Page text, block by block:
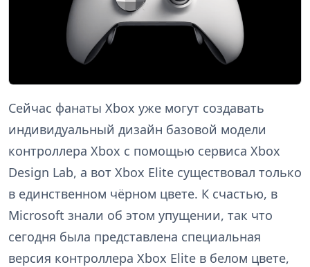
Сейчас фанаты Xbox уже могут создавать
индивидуальный дизайн базовой модели
контроллера Xbox с помощью сервиса Xbox
Design Lab, а вот Xbox Elite существовал только
в единственном чёрном цвете. К счастью, в
Microsoft знали об этом упущении, так что
сегодня была представлена специальная
версия контроллера Xbox Elite в белом цвете,